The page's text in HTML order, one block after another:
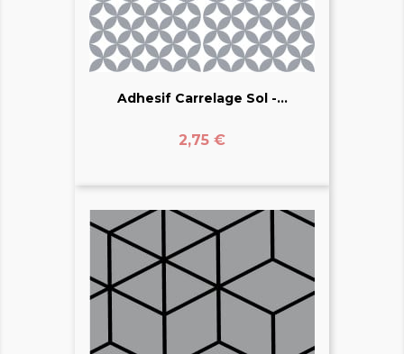
Adhesif Carrelage Sol -...
Prix
2,75 €